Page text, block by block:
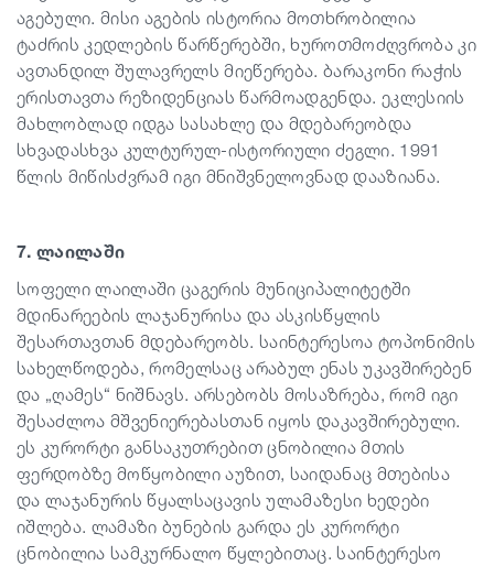
აგებული. მისი აგების ისტორია მოთხრობილია
ტაძრის კედლების წარწერებში, ხუროთმოძღვრობა კი
ავთანდილ შულავრელს მიეწერება. ბარაკონი რაჭის
ერისთავთა რეზიდენციას წარმოადგენდა. ეკლესიის
მახლობლად იდგა სასახლე და მდებარეობდა
სხვადასხვა კულტურულ-ისტორიული ძეგლი. 1991
წლის მიწისძვრამ იგი მნიშვნელოვნად დააზიანა.
7. ლაილაში
სოფელი ლაილაში ცაგერის მუნიციპალიტეტში
მდინარეების ლაჯანურისა და ასკისწყლის
შესართავთან მდებარეობს. საინტერესოა ტოპონიმის
სახელწოდება, რომელსაც არაბულ ენას უკავშირებენ
და „ღამეს“ ნიშნავს. არსებობს მოსაზრება, რომ იგი
შესაძლოა მშვენიერებასთან იყოს დაკავშირებული.
ეს კურორტი განსაკუთრებით ცნობილია მთის
ფერდობზე მოწყობილი აუზით, საიდანაც მთებისა
და ლაჯანურის წყალსაცავის ულამაზესი ხედები
იშლება. ლამაზი ბუნების გარდა ეს კურორტი
ცნობილია სამკურნალო წყლებითაც. საინტერესო